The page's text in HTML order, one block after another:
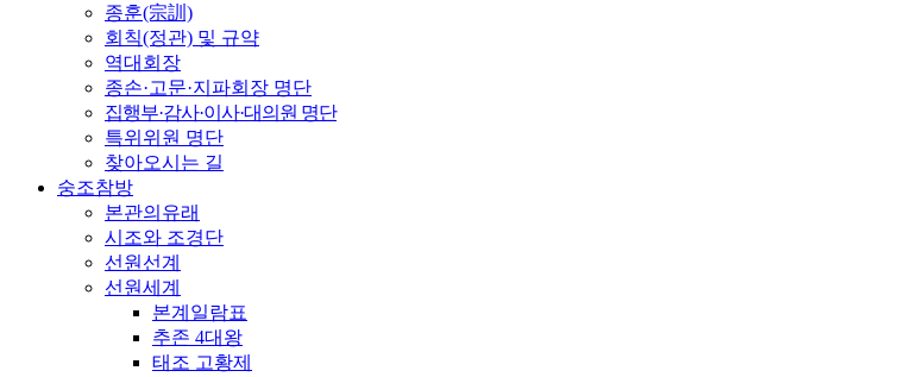
종훈(宗訓)
회칙(정관) 및 규약
역대회장
종손·고문·지파회장 명단
집행부·감사·이사·대의원 명단
특위위원 명단
찾아오시는 길
숭조참방
본관의유래
시조와 조경단
선원선계
선원세계
본계일람표
추존 4대왕
태조 고황제